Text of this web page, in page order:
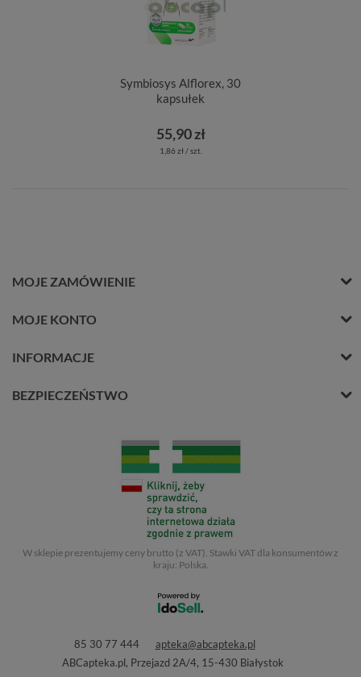
Symbiosys Alflorex, 30
kapsułek
55,90 zł
1,86 zł / szt.
MOJE ZAMÓWIENIE
MOJE KONTO
INFORMACJE
BEZPIECZEŃSTWO
W sklepie prezentujemy ceny brutto (z VAT). Stawki VAT dla konsumentów z
kraju: Polska
85 30 77 444
apteka@abcapteka.pl
ABCapteka.pl, Przejazd 2A/4, 15-430 Białystok